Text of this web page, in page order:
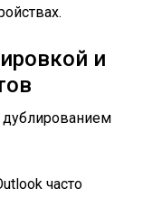
и
часто